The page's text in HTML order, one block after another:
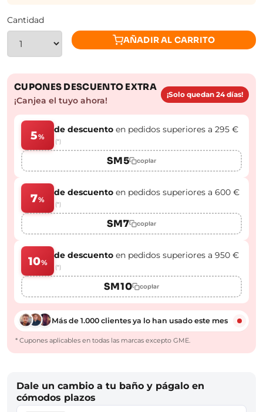
Cantidad
AÑADIR AL CARRITO
CUPONES DESCUENTO EXTRA
¡Canjea el tuyo ahora!
¡Solo quedan 24 días!
5%
de descuento en pedidos superiores a 295 €
(*)
SM5 copiar
7%
de descuento en pedidos superiores a 600 €
(*)
SM7 copiar
10%
de descuento en pedidos superiores a 950 €
(*)
SM10 copiar
Más de 1.000 clientes ya lo han usado este mes
* Cupones aplicables en todas las marcas excepto GME.
Dale un cambio a tu baño y págalo en
cómodos plazos